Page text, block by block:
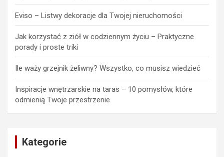
Eviso – Listwy dekoracje dla Twojej nieruchomości
Jak korzystać z ziół w codziennym życiu – Praktyczne
porady i proste triki
Ile waży grzejnik żeliwny? Wszystko, co musisz wiedzieć
Inspiracje wnętrzarskie na taras – 10 pomysłów, które
odmienią Twoje przestrzenie
Kategorie